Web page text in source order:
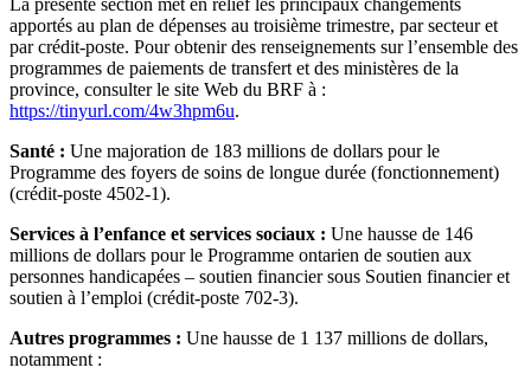
apportés au plan de dépenses au troisième trimestre, par secteur et
par crédit-poste. Pour obtenir des renseignements sur l’ensemble des
programmes de paiements de transfert et des ministères de la
province, consulter le site Web du BRF à :
https://tinyurl.com/4w3hpm6u.
Santé : Une majoration de 183 millions de dollars pour le
Programme des foyers de soins de longue durée (fonctionnement)
(crédit-poste 4502-1).
Services à l’enfance et services sociaux : Une hausse de 146
millions de dollars pour le Programme ontarien de soutien aux
personnes handicapées – soutien financier sous Soutien financier et
soutien à l’emploi (crédit-poste 702-3).
Autres programmes : Une hausse de 1 137 millions de dollars,
notamment :